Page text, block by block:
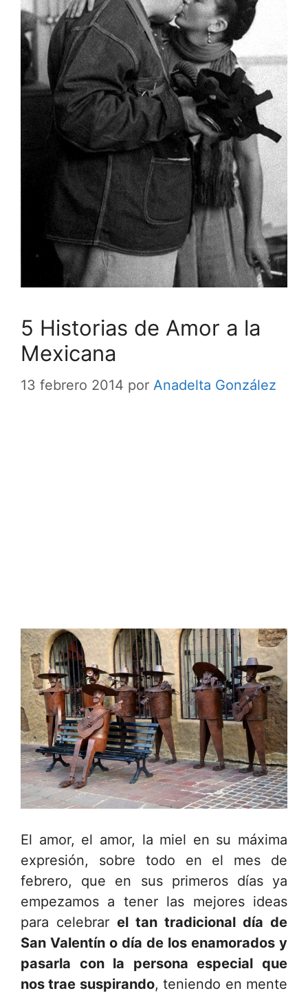
5 Historias de Amor a la
Mexicana
13 febrero 2014 por Anadelta González
El amor, el amor, la miel en su máxima
expresión, sobre todo en el mes de
febrero, que en sus primeros días ya
empezamos a tener las mejores ideas
para celebrar el tan tradicional día de
San Valentín o día de los enamorados y
pasarla con la persona especial que
nos trae suspirando, teniendo en mente